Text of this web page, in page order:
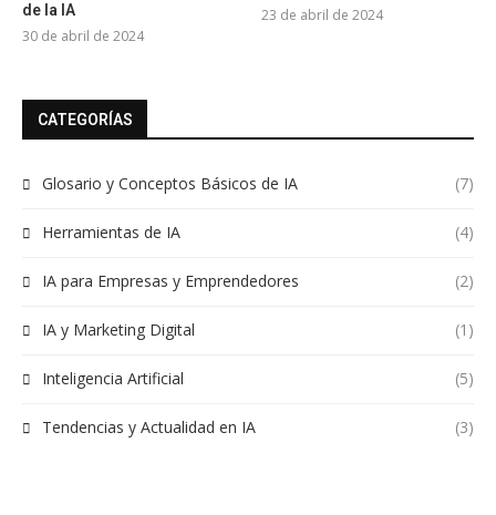
de la IA
30 de abril de 2024
23 de abril de 2024
CATEGORÍAS
Glosario y Conceptos Básicos de IA (7)
Herramientas de IA (4)
IA para Empresas y Emprendedores (2)
IA y Marketing Digital (1)
Inteligencia Artificial (5)
Tendencias y Actualidad en IA (3)